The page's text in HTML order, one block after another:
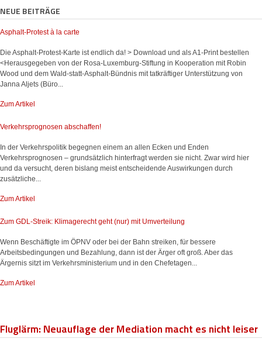
NEUE BEITRÄGE
Asphalt-Protest à la carte
Die Asphalt-Protest-Karte ist endlich da! > Download und als A1-Print bestellen
<Herausgegeben von der Rosa-Luxemburg-Stiftung in Kooperation mit Robin
Wood und dem Wald-statt-Asphalt-Bündnis mit tatkräftiger Unterstützung von
Janna Aljets (Büro...
Zum Artikel
Verkehrsprognosen abschaffen!
In der Verkehrspolitik begegnen einem an allen Ecken und Enden
Verkehrsprognosen – grundsätzlich hinterfragt werden sie nicht. Zwar wird hier
und da versucht, deren bislang meist entscheidende Auswirkungen durch
zusätzliche...
Zum Artikel
Zum GDL-Streik: Klimagerecht geht (nur) mit Umverteilung
Wenn Beschäftigte im ÖPNV oder bei der Bahn streiken, für bessere
Arbeitsbedingungen und Bezahlung, dann ist der Ärger oft groß. Aber das
Ärgernis sitzt im Verkehrsministerium und in den Chefetagen...
Zum Artikel
Fluglärm: Neuauflage der Mediation macht es nicht leiser